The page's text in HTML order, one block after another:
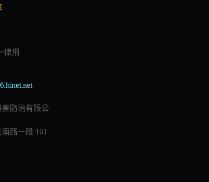
律用
防治有限公
路一段 161